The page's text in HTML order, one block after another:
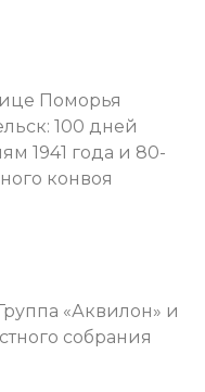
Поморья
100 дней
1941 года и 80-
конвоя
«Аквилон» и
собрания